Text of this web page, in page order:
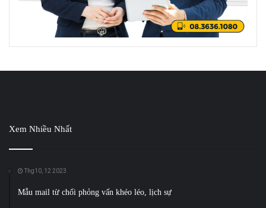
Xem Nhiều Nhất
Thg10, 12 2023
Mẫu mail từ chối phỏng vấn khéo léo, lịch sự